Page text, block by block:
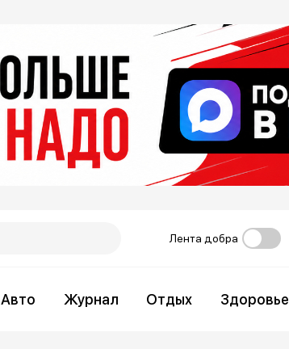
Лента добра
Авто Журнал Отдых Здоровье